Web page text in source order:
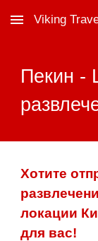
Skip to main
Viking
Пекин -
Хотите
локации
для вас!